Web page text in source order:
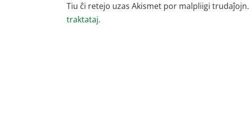
Tiu ĉi retejo uzas Akismet por malpliigi trudaĵojn.
traktataj.